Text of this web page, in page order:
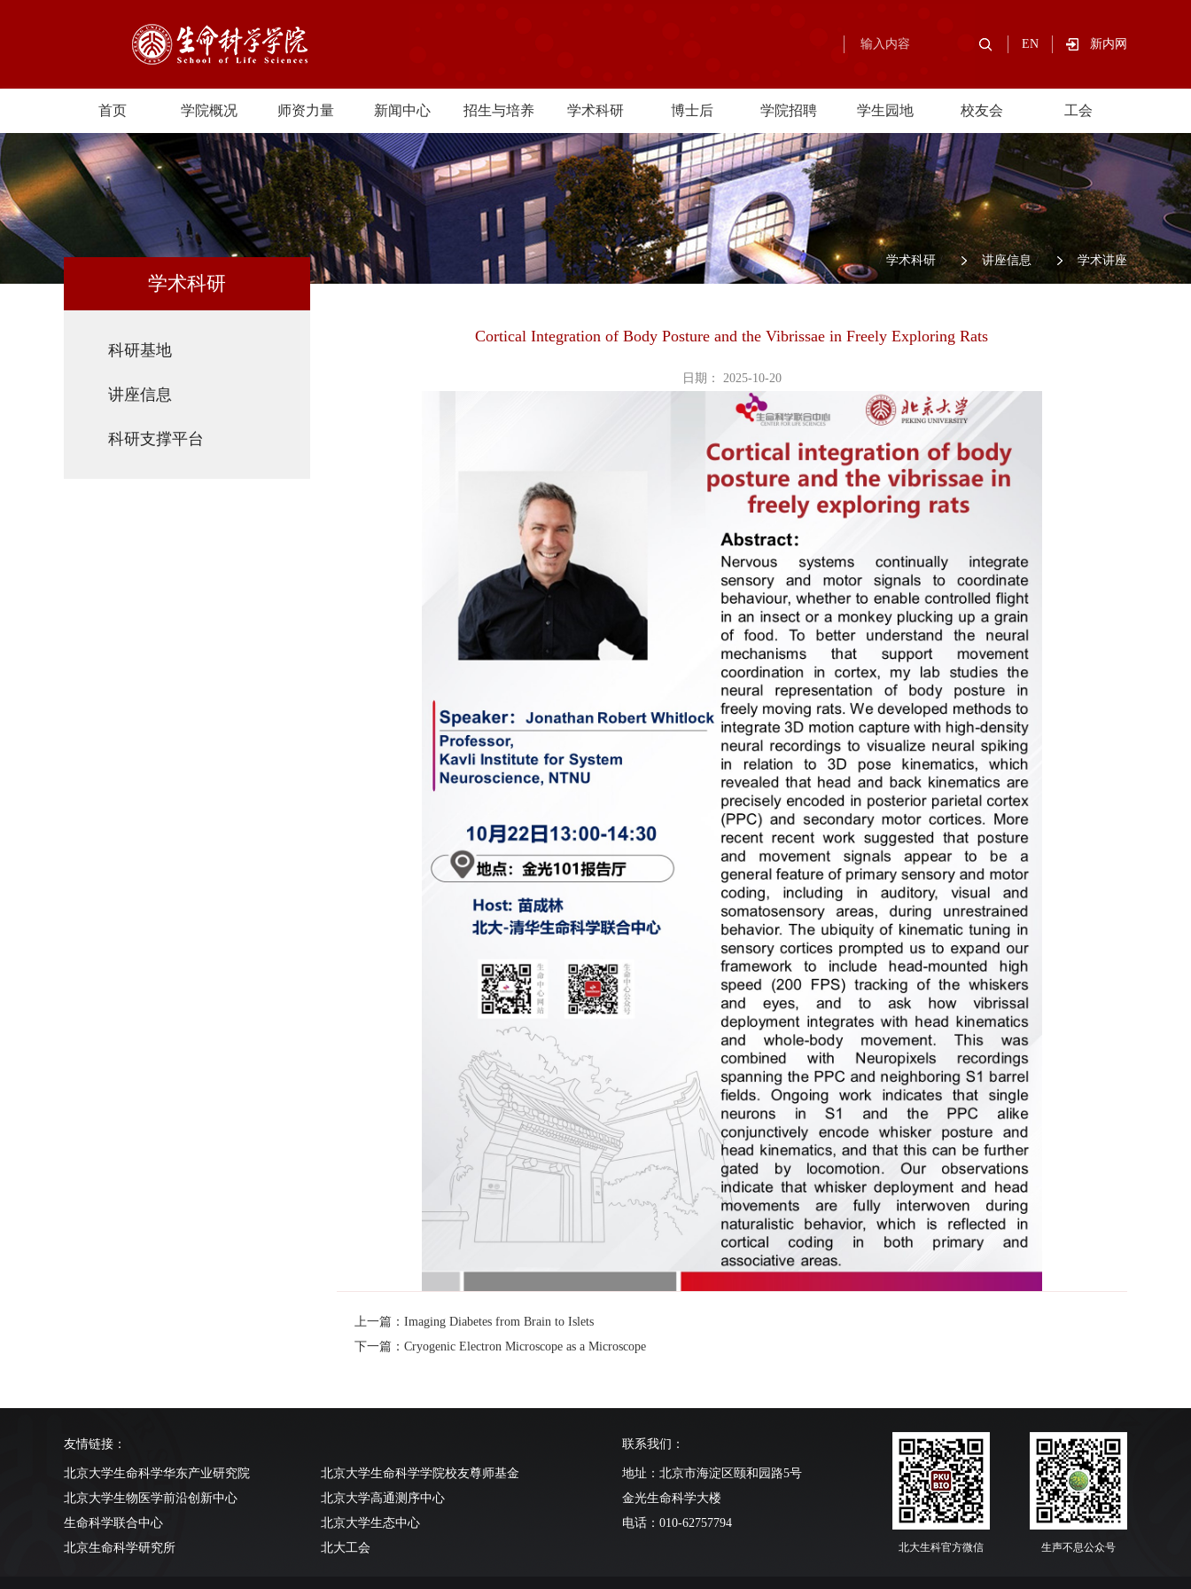
EN 新内网
首页 学院概况 师资力量 新闻中心 招生与培养 学术科研 博士后 学院招聘 学生园地 校友会 工会
/ 学术科研 / 讲座信息 / 学术讲座
学术科研
科研基地
讲座信息
科研支撑平台
Cortical Integration of Body Posture and the Vibrissae in Freely Exploring Rats
日期： 2025-10-20
上一篇：Imaging Diabetes from Brain to Islets
下一篇：Cryogenic Electron Microscope as a Microscope
友情链接：
北京大学生命科学华东产业研究院
北京大学生命科学学院校友尊师基金
北京大学生物医学前沿创新中心
北京大学高通测序中心
生命科学联合中心
北京大学生态中心
北京生命科学研究所
北大工会
联系我们：
地址：北京市海淀区颐和园路5号
金光生命科学大楼
电话：010-62757794
北大生科官方微信 生声不息公众号